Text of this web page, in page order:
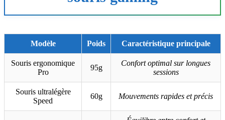
Modèle Poids Caractéristique principale
Souris ergonomique
Pro
95g
Confort optimal sur longues
sessions
Souris ultralégère
Speed
60g Mouvements rapides et précis